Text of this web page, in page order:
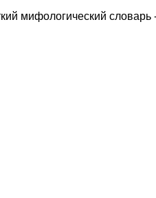
мифологический